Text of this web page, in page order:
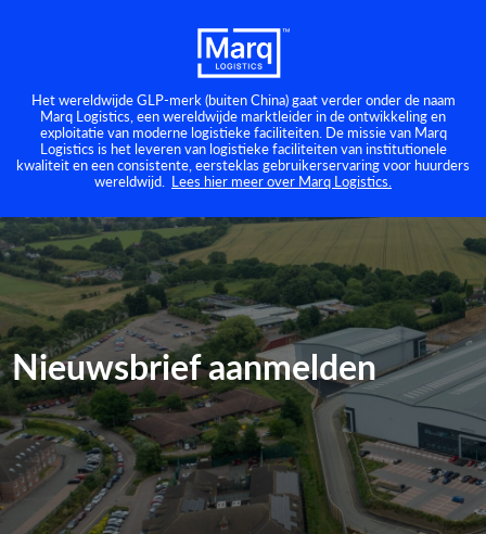
Het wereldwijde GLP-merk (buiten China) gaat verder onder de naam
Marq Logistics, een wereldwijde marktleider in de ontwikkeling en
exploitatie van moderne logistieke faciliteiten. De missie van Marq
Logistics is het leveren van logistieke faciliteiten van institutionele
kwaliteit en een consistente, eersteklas gebruikerservaring voor huurders
wereldwijd. Lees hier meer over Marq Logistics.
Nieuwsbrief aanmelden